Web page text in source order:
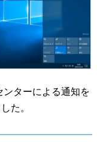
ンターによる通知を
た。